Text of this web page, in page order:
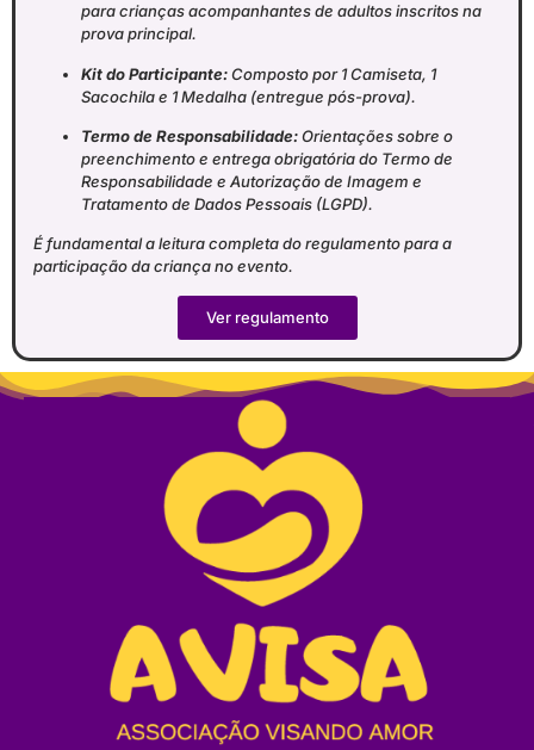
para crianças acompanhantes de adultos inscritos na
prova principal.
Kit do Participante:Composto por 1 Camiseta, 1
Sacochila e 1 Medalha (entregue pós-prova).
Termo de Responsabilidade:Orientações sobre o
preenchimento e entrega obrigatória do Termo de
Responsabilidade e Autorização de Imagem e
Tratamento de Dados Pessoais (LGPD).
É fundamental a leitura completa do regulamento para a
participação da criança no evento.
Ver regulamento